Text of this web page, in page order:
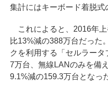
集計にはキーボード着脱式
これによると、2016年上
比13%減の388万台だった
クを利用する「セルラー
7万台、無線LANのみを備
9.1%減の159.3万台となっ